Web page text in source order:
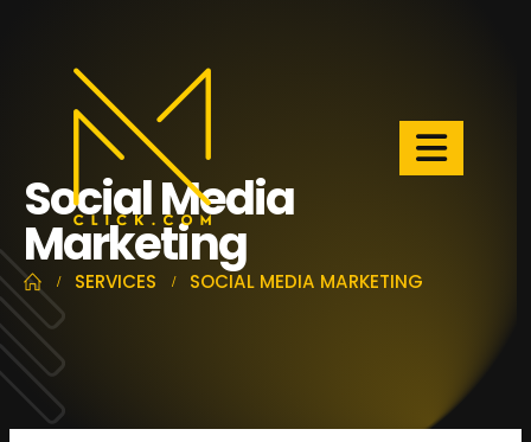
Social Media
Marketing
SERVICES SOCIAL MEDIA MARKETING